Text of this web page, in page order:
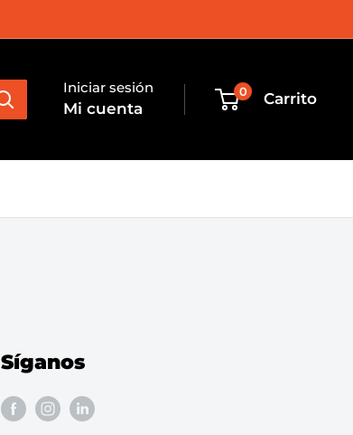
Iniciar sesión
Mi cuenta
0 Carrito
Síganos